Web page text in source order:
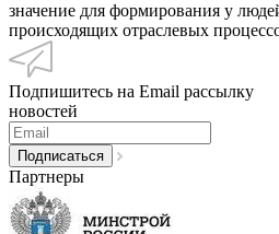
значение для формирования у
происходящих отраслевых
Подпишитесь на Email рассылку
новостей
Партнеры